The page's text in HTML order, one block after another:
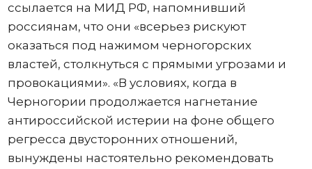
ссылается на МИД РФ, напомнивший
россиянам, что они «всерьез рискуют
оказаться под нажимом черногорских
властей, столкнуться с прямыми угрозами и
провокациями». «В условиях, когда в
Черногории продолжается нагнетание
антироссийской истерии на фоне общего
регресса двусторонних отношений,
вынуждены настоятельно рекомендовать